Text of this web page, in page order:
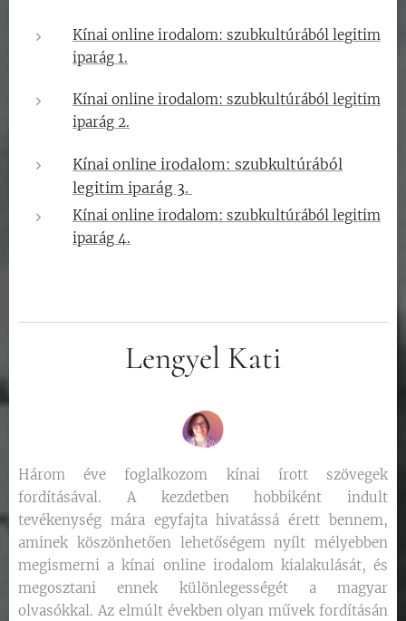
Kínai online irodalom: szubkultúrából legitim
iparág 1.
Kínai online irodalom: szubkultúrából legitim
iparág 2.
Kínai online irodalom: szubkultúrából
legitim iparág 3.
Kínai online irodalom: szubkultúrából legitim
iparág 4.
Lengyel Kati
Három éve foglalkozom kínai írott szövegek
fordításával. A kezdetben hobbiként indult
tevékenység mára egyfajta hivatássá érett bennem,
aminek köszönhetően lehetőségem nyílt mélyebben
megismerni a kínai online irodalom kialakulását, és
megosztani ennek különlegességét a magyar
olvasókkal. Az elmúlt években olyan művek fordításán